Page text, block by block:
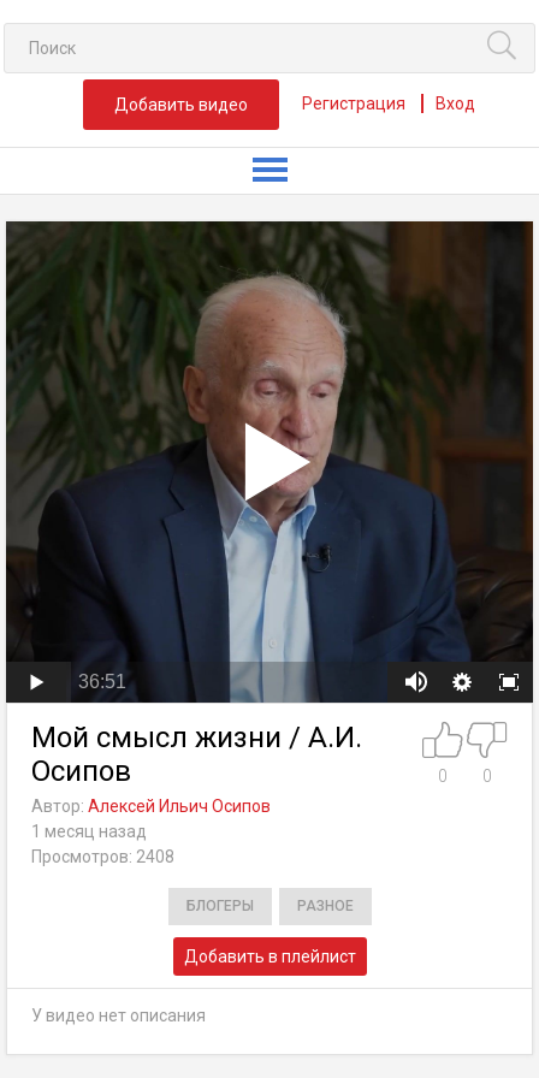
Добавить видео Регистрация Вход
36:51
Мой смысл жизни / А.И.
Осипов
0
0
Автор: Алексей Ильич Осипов
1 месяц назад
Просмотров: 2408
БЛОГЕРЫ РАЗНОЕ
Добавить в плейлист
У видео нет описания